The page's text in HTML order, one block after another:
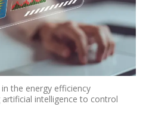
the energy efficiency
intelligence to control